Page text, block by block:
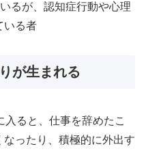
るが、認知症行動や心理
いる者
が生まれる
ると、仕事を辞めたこ
ったり、積極的に外出す